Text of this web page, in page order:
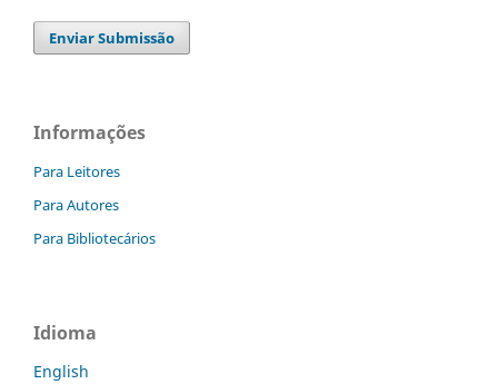
Enviar Submissão
Informações
Para Leitores
Para Autores
Para Bibliotecários
Idioma
English